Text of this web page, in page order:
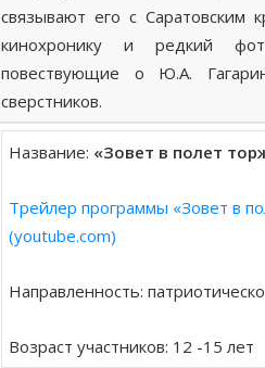
связывают его с Саратовским
кинохронику и редкий
повествующие о Ю.А.
сверстников.
Название: «Зовет в полет
Трейлер программы «Зовет в
(youtube.com)
Направленность:
Возраст участников: 12 -15 лет